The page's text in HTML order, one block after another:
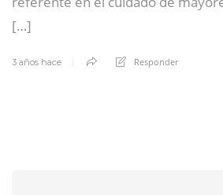
[…]
3 años hace Responder